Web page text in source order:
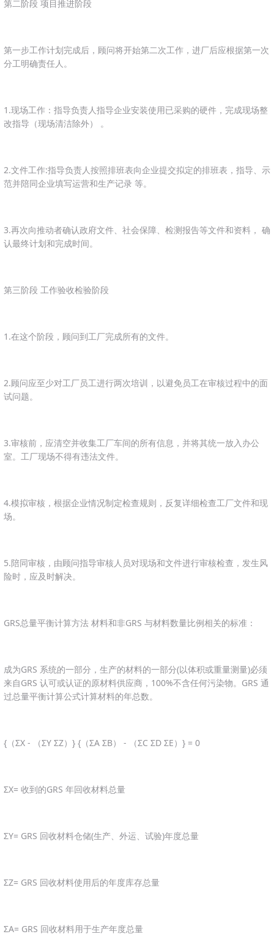
第二阶段 项目推进阶段
第一步工作计划完成后，顾问将开始第二次工作，进厂后应根据第一次
分工明确责任人。
1.现场工作：指导负责人指导企业安装使用已采购的硬件，完成现场整
改指导（现场清洁除外） 。
2.文件工作:指导负责人按照排班表向企业提交拟定的排班表，指导、示
范并陪同企业填写运营和生产记录 等。
3.再次向推动者确认政府文件、社会保障、检测报告等文件和资料， 确
认最终计划和完成时间。
第三阶段 工作验收检验阶段
1.在这个阶段，顾问到工厂完成所有的文件。
2.顾问应至少对工厂员工进行两次培训，以避免员工在审核过程中的面
试问题。
3.审核前，应清空并收集工厂车间的所有信息，并将其统一放入办公
室。工厂现场不得有违法文件。
4.模拟审核，根据企业情况制定检查规则，反复详细检查工厂文件和现
场。
5.陪同审核，由顾问指导审核人员对现场和文件进行审核检查，发生风
险时，应及时解决。
GRS总量平衡计算方法 材料和非GRS 与材料数量比例相关的标准：
成为GRS 系统的一部分，生产的材料的一部分(以体积或重量测量)必须
来自GRS 认可或认证的原材料供应商，100%不含任何污染物。GRS 通
过总量平衡计算公式计算材料的年总数。
{（ΣX - （ΣY ΣZ）} {（ΣA ΣB） - （ΣC ΣD ΣE）} = 0
ΣX= 收到的GRS 年回收材料总量
ΣY= GRS 回收材料仓储(生产、外运、试验)年度总量
ΣZ= GRS 回收材料使用后的年度库存总量
ΣA= GRS 回收材料用于生产年度总量